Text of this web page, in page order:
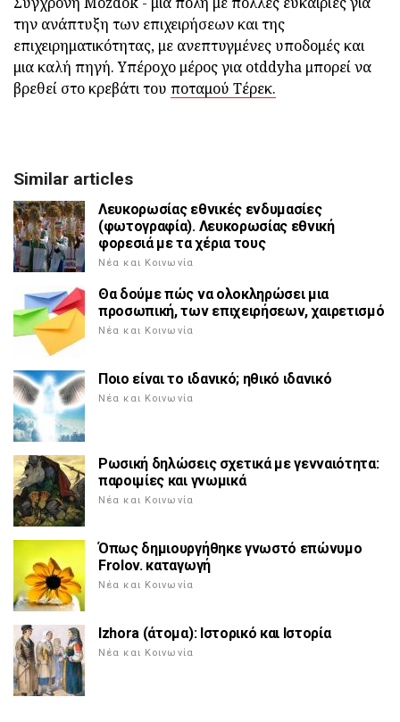
την ανάπτυξη των επιχειρήσεων και της
επιχειρηματικότητας, με ανεπτυγμένες υποδομές και
μια καλή πηγή. Υπέροχο μέρος για otddyha μπορεί να
βρεθεί στο κρεβάτι του ποταμού Τέρεκ.
Similar articles
Λευκορωσίας εθνικές ενδυμασίες
(φωτογραφία). Λευκορωσίας εθνική
φορεσιά με τα χέρια τους
Νέα και Κοινωνία
Θα δούμε πώς να ολοκληρώσει μια
προσωπική, των επιχειρήσεων, χαιρετισμό
Νέα και Κοινωνία
Ποιο είναι το ιδανικό; ηθικό ιδανικό
Νέα και Κοινωνία
Ρωσική δηλώσεις σχετικά με γενναιότητα:
παροιμίες και γνωμικά
Νέα και Κοινωνία
Όπως δημιουργήθηκε γνωστό επώνυμο
Frolov. καταγωγή
Νέα και Κοινωνία
Izhora (άτομα): Ιστορικό και Ιστορία
Νέα και Κοινωνία